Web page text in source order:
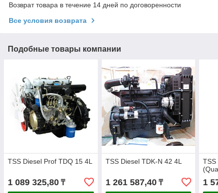
Возврат товара в течение 14 дней по договоренности
Все условия возврата
Подобные товары компании
TSS Diesel Prof TDQ 15 4L
1 089 325,80 ₸
TSS Diesel TDK-N 42 4L
1 261 587,40₸
TSS
1